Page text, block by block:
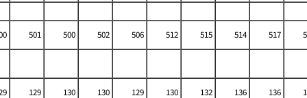
501 500 502 506 512 515 514 517
129 130 130 129 130 132 136 136